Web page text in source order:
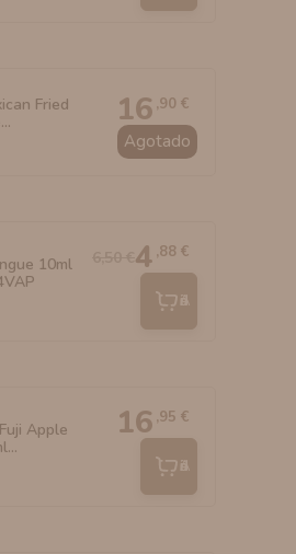
Fried
16 ,90 €
Agotado
10ml
4 ,88 €
Añadir
Apple
16 ,95 €
Añadir